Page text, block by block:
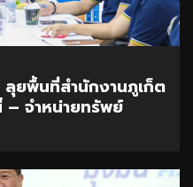
ลุยพื้นที่สำนักงานภูเก็ต
– จำหน่ายทรัพย์